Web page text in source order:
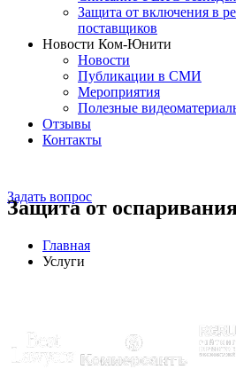
Защита от включения в
поставщиков
Новости Ком-Юнити
Новости
Публикации в СМИ
Мероприятия
Полезные
Отзывы
Контакты
Задать вопрос
Защита от
Главная
Услуги